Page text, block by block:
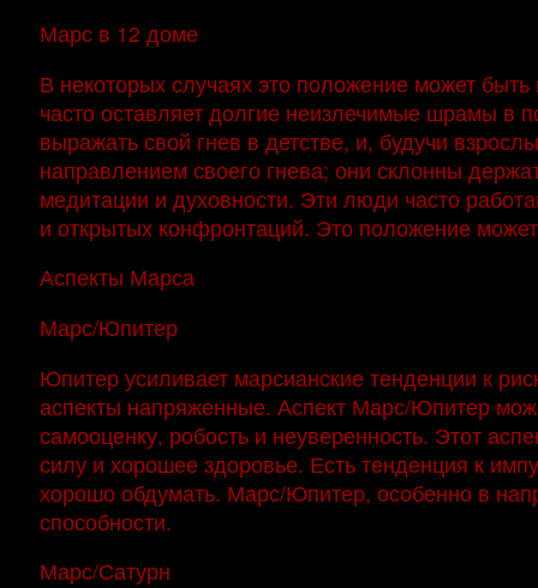
Марс в 12 доме
В некоторых случаях это положение может
часто оставляет долгие неизлечимые шрамы в
выражать свой гнев в детстве, и, будучи
направлением своего гнева; они склонны
медитации и духовности. Эти люди часто
и открытых конфронтаций. Это положение
Аспекты Марса
Марс/Юпитер
Юпитер усиливает марсианские тенденции к
аспекты напряженные. Аспект Марс/Юпитер
самооценку, робость и неуверенность. Этот
силу и хорошее здоровье. Есть тенденция к
хорошо обдумать. Марс/Юпитер, особенно в
способности.
Марс/Сатурн